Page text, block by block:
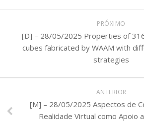
PRÓXIMO
[D] – 28/05/2025 Properties of
cubes fabricated by WAAM with
strategies
ANTERIOR
[M] – 28/05/2025 Aspectos de
Realidade Virtual como Apoio